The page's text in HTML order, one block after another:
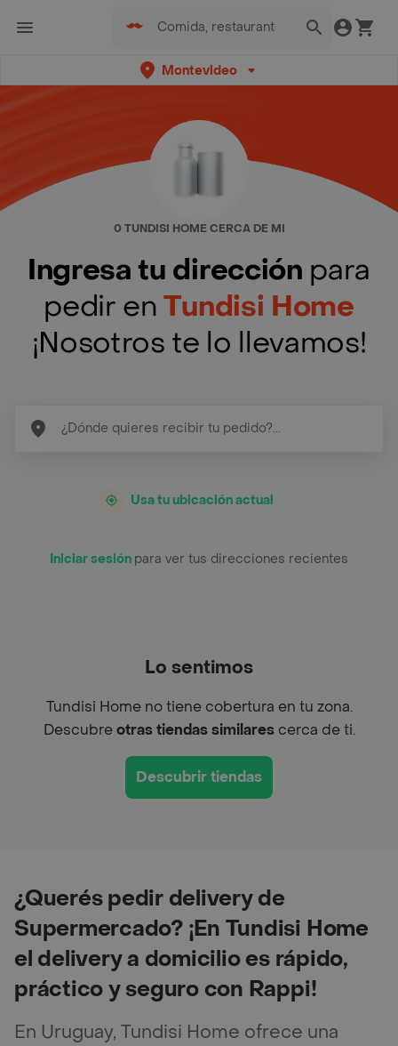
Montevideo
0 TUNDISI HOME CERCA DE MI
Ingresa tu dirección para
pedir enTundisi Home
¡Nosotros te lo llevamos!
Usa tu ubicación actual
Iniciar sesión para ver tus direcciones recientes
Lo sentimos
Tundisi Home no tiene cobertura en tu zona.
Descubreotras tiendas similarescerca de ti.
Descubrir tiendas
¿Querés pedir delivery de
Supermercado? ¡En Tundisi Home
el delivery a domicilio es rápido,
práctico y seguro con Rappi!
En Uruguay, Tundisi Home ofrece una